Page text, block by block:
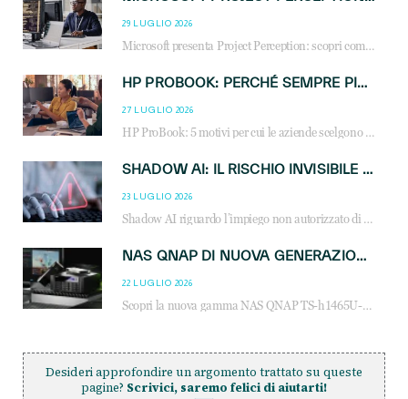
29 LUGLIO 2026
Microsoft presenta Project Perception: scopri come gli agenti AI possono trasformare cybersecurity, SOC e servizi gestiti degli MSP.
HP PROBOOK: PERCHÉ SEMPRE PIÙ AZIENDE SCELGONO NOTEBOOK PROGETTATI PER IL LAVORO MODERNO
27 LUGLIO 2026
HP ProBook: 5 motivi per cui le aziende scelgono i notebook business HP per migliorare produttività, sicurezza e gestione dell’AI.
SHADOW AI: IL RISCHIO INVISIBILE CHE LE AZIENDE POSSONO GOVERNARE
23 LUGLIO 2026
Shadow AI riguardo l’impiego non autorizzato di sistemi AI all’interno dell’azienda. E’ una pratica che si diffonde a partire dai dipendenti fino ai dirigenti e mette a repentaglio la cybersecurity, con costi più elevati per le organizzazioni. Due recenti report illustrano il fenomeno e forniscono dati in merito
NAS QNAP DI NUOVA GENERAZIONE: PIÙ PRESTAZIONI, SCALABILITÀ E PROTEZIONE DEI DATI PER LE INFRASTRUTTURE IT MODERNE
22 LUGLIO 2026
Scopri la nuova gamma NAS QNAP TS-h1465U-RP, TS-h1065eU e TS-h665U: storage aziendale con ZFS, DDR5, E1.S NVMe e connettività 2.5GbE per backup, virtualizzazione e cybersecurity.
Desideri approfondire un argomento trattato su queste
pagine? Scrivici, saremo felici di aiutarti!